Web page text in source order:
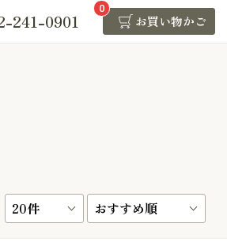
241-0901 お買い物かご
0